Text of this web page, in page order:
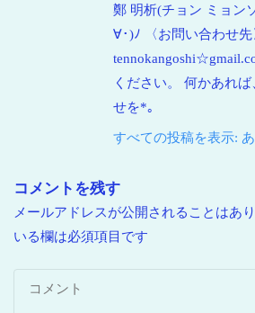
鄭 明析(チョン ミョン
∀･)ﾉ 〈お問い合わせ先
ください。 何かあれ
せを*｡
すべての投稿を表示:
コメントを残す
メールアドレスが公開されることはあり
いる欄は必須項目です